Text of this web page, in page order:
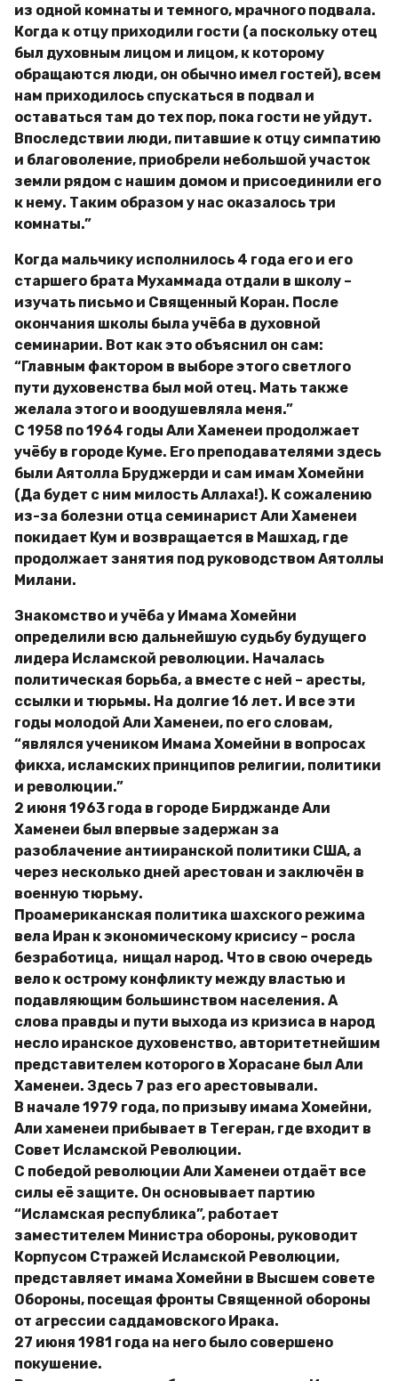
из одной комнаты и темного, мрачного подвала.
Когда к отцу приходили гости (а поскольку отец
был духовным лицом и лицом, к которому
обращаются люди, он обычно имел гостей), всем
нам приходилось спускаться в подвал и
оставаться там до тех пор, пока гости не уйдут.
Впоследствии люди, питавшие к отцу симпатию
и благоволение, приобрели небольшой участок
земли рядом с нашим домом и присоединили его
к нему. Таким образом у нас оказалось три
комнаты.”
Когда мальчику исполнилось 4 года его и его
старшего брата Мухаммада отдали в школу –
изучать письмо и Священный Коран. После
окончания школы была учёба в духовной
семинарии. Вот как это объяснил он сам:
“Главным фактором в выборе этого светлого
пути духовенства был мой отец. Мать также
желала этого и воодушевляла меня.”
С 1958 по 1964 годы Али Хаменеи продолжает
учёбу в городе Куме. Его преподавателями здесь
были Аятолла Бруджерди и сам имам Хомейни
(Да будет с ним милость Аллаха!). К сожалению
из-за болезни отца семинарист Али Хаменеи
покидает Кум и возвращается в Машхад, где
продолжает занятия под руководством Аятоллы
Милани.
Знакомство и учёба у Имама Хомейни
определили всю дальнейшую судьбу будущего
лидера Исламской революции. Началась
политическая борьба, а вместе с ней – аресты,
ссылки и тюрьмы. На долгие 16 лет. И все эти
годы молодой Али Хаменеи, по его словам,
“являлся учеником Имама Хомейни в вопросах
фикха, исламских принципов религии, политики
и революции.”
2 июня 1963 года в городе Бирджанде Али
Хаменеи был впервые задержан за
разоблачение антииранской политики США, а
через несколько дней арестован и заключён в
военную тюрьму.
Проамериканская политика шахского режима
вела Иран к экономическому крисису – росла
безработица, нищал народ. Что в свою очередь
вело к острому конфликту между властью и
подавляющим большинством населения. А
слова правды и пути выхода из кризиса в народ
несло иранское духовенство, авторитетнейшим
представителем которого в Хорасане был Али
Хаменеи. Здесь 7 раз его арестовывали.
В начале 1979 года, по призыву имама Хомейни,
Али хаменеи прибывает в Тегеран, где входит в
Совет Исламской Революции.
С победой революции Али Хаменеи отдаёт все
силы её защите. Он основывает партию
“Исламская республика”, работает
заместителем Министра обороны, руководит
Корпусом Стражей Исламской Революции,
представляет имама Хомейни в Высшем совете
Обороны, посещая фронты Священной обороны
от агрессии саддамовского Ирака.
27 июня 1981 года на него было совершено
покушение.